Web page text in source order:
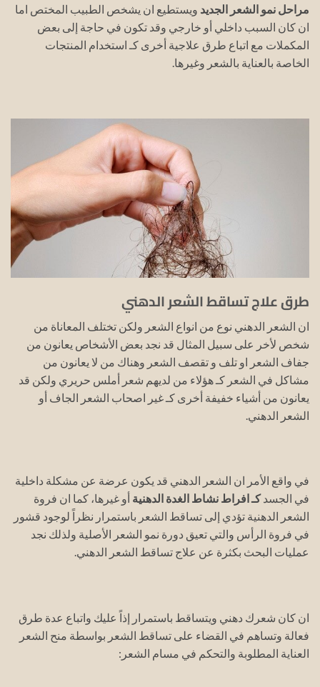
مراحل نمو الشعر الجديد ويستطيع ان يشخص الطبيب المختص اما
ان كان السبب داخلي أو خارجي وقد تكون في حاجة إلى بعض
المكملات مع اتباع طرق علاجية أخرى كـ استخدام المنتجات
الخاصة بالعناية بالشعر وغيرها.
طرق علاج تساقط الشعر الدهني
ان الشعر الدهني نوع من انواع الشعر ولكن تختلف المعاناة من
شخص لأخر على سبيل المثال قد نجد بعض الأشخاص يعانون من
جفاف الشعر او تلف و تقصف الشعر وهناك من لا يعانون من
مشاكل في الشعر كـ هؤلاء من لديهم شعر أملس حريري ولكن قد
يعانون من أشياء خفيفة أخرى كـ غير اصحاب الشعر الجاف أو
الشعر الدهني.
في واقع الأمر ان الشعر الدهني قد يكون عرضة عن مشكلة داخلية
في الجسدكـ افراط نشاط الغدة الدهنية أو غيرها، كما ان فروة
الشعر الدهنية تؤدي إلى تساقط الشعر باستمرار نظراً لوجود قشور
في فروة الرأس والتي تعيق دورة نمو الشعر الأصلية ولذلك نجد
عمليات البحث بكثرة عن علاج تساقط الشعر الدهني.
ان كان شعرك دهني ويتساقط باستمرار إذاً عليك واتباع عدة طرق
فعالة وتساهم في القضاء على تساقط الشعر بواسطة منح الشعر
العناية المطلوبة والتحكم في مسام الشعر: